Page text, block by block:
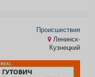
Происшествия
Ленинск-
Кузнецкий